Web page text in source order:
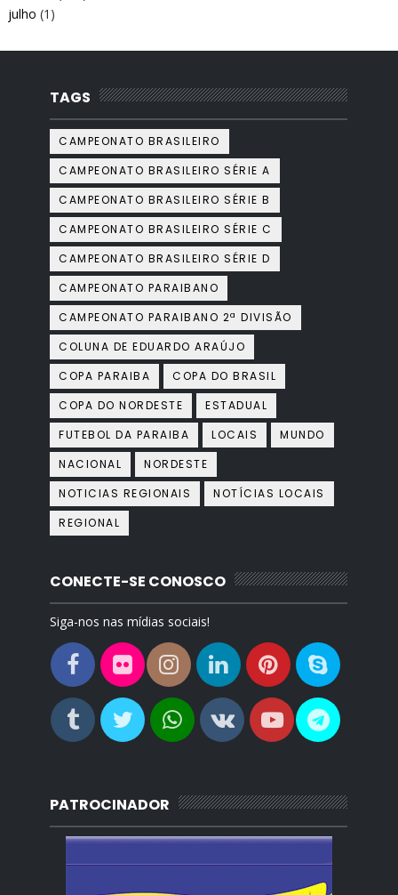
julho (1)
TAGS
CAMPEONATO BRASILEIRO
CAMPEONATO BRASILEIRO SÉRIE A
CAMPEONATO BRASILEIRO SÉRIE B
CAMPEONATO BRASILEIRO SÉRIE C
CAMPEONATO BRASILEIRO SÉRIE D
CAMPEONATO PARAIBANO
CAMPEONATO PARAIBANO 2ª DIVISÃO
COLUNA DE EDUARDO ARAÚJO
COPA PARAIBA
COPA DO BRASIL
COPA DO NORDESTE
ESTADUAL
FUTEBOL DA PARAIBA
LOCAIS
MUNDO
NACIONAL
NORDESTE
NOTICIAS REGIONAIS
NOTÍCIAS LOCAIS
REGIONAL
CONECTE-SE CONOSCO
Siga-nos nas mídias sociais!
PATROCINADOR